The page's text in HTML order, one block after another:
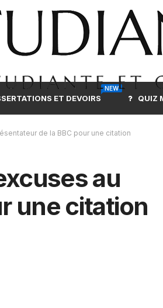
ET DEVOIRS
NEW
QUIZ
de la BBC pour une citation
au
une citation